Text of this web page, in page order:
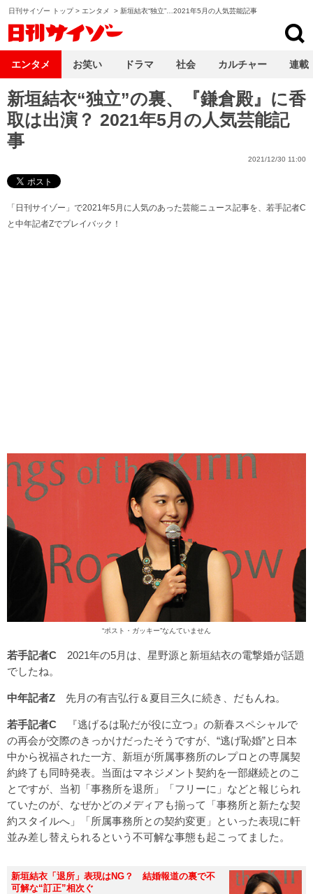
日刊サイゾー トップ> エンタメ > 新垣結衣“独立”…2021年5月の人気芸能記事
新垣結衣“独立”の裏、『鎌倉殿』に香
取は出演？ 2021年5月の人気芸能記
事
2021/12/30 11:00
「日刊サイゾー」で2021年5月に人気のあった芸能ニュース記事を、若手記者C
と中年記者Zでプレイバック！
“ポスト・ガッキー”なんていません
若手記者C 2021年の5月は、星野源と新垣結衣の電撃婚が話題
でしたね。
中年記者Z 先月の有吉弘行＆夏目三久に続き、だもんね。
若手記者C 『逃げるは恥だが役に立つ』の新春スペシャルで
の再会が交際のきっかけだったそうですが、“逃げ恥婚”と日本
中から祝福された一方、新垣が所属事務所のレプロとの専属契
約終了も同時発表。当面はマネジメント契約を一部継続とのこ
とですが、当初「事務所を退所」「フリーに」などと報じられ
ていたのが、なぜかどのメディアも揃って「事務所と新たな契
約スタイルへ」「所属事務所との契約変更」といった表現に軒
並み差し替えられるという不可解な事態も起こってました。
新垣結衣「退所」表現はNG？ 結婚報道の裏で不
可解な“訂正”相次ぐ
エンタメ お笑い ドラマ 社会 カルチャー 連載